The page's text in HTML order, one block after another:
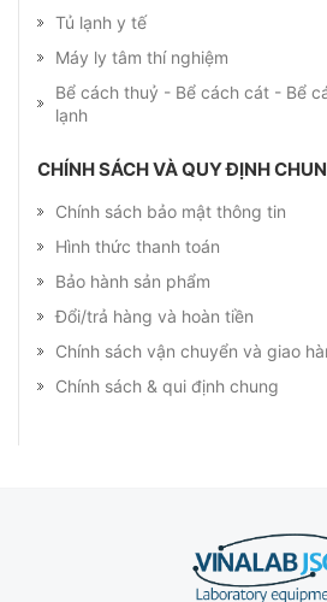
Tủ lạnh y tế
Máy ly tâm thí nghiệm
Bể cách thuỷ - Bể cách cát - Bể
lạnh
CHÍNH SÁCH VÀ QUY ĐỊNH
Chính sách bảo mật thông tin
Hình thức thanh toán
Bảo hành sản phẩm
Đổi/trả hàng và hoàn tiền
Chính sách vận chuyển và giao
Chính sách & qui định chung